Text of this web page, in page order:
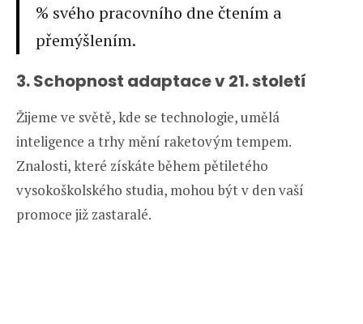
% svého pracovního dne čtením a
přemýšlením.
3. Schopnost adaptace v 21. století
Žijeme ve světě, kde se technologie, umělá
inteligence a trhy mění raketovým tempem.
Znalosti, které získáte během pětiletého
vysokoškolského studia, mohou být v den vaší
promoce již zastaralé.